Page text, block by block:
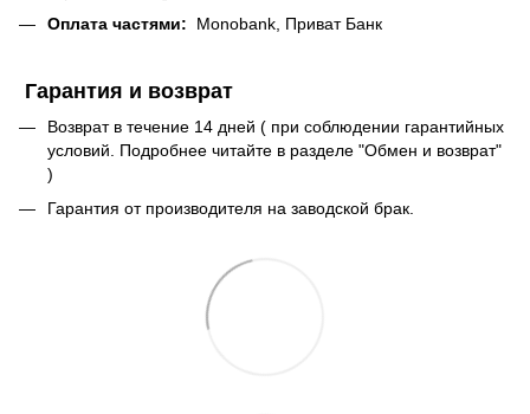
Оплата частями: Monobank, Приват Банк
Гарантия и возврат
Возврат в течение 14 дней ( при соблюдении гарантийных
условий. Подробнее читайте в разделе "Обмен и возврат"
)
Гарантия от производителя на заводской брак.